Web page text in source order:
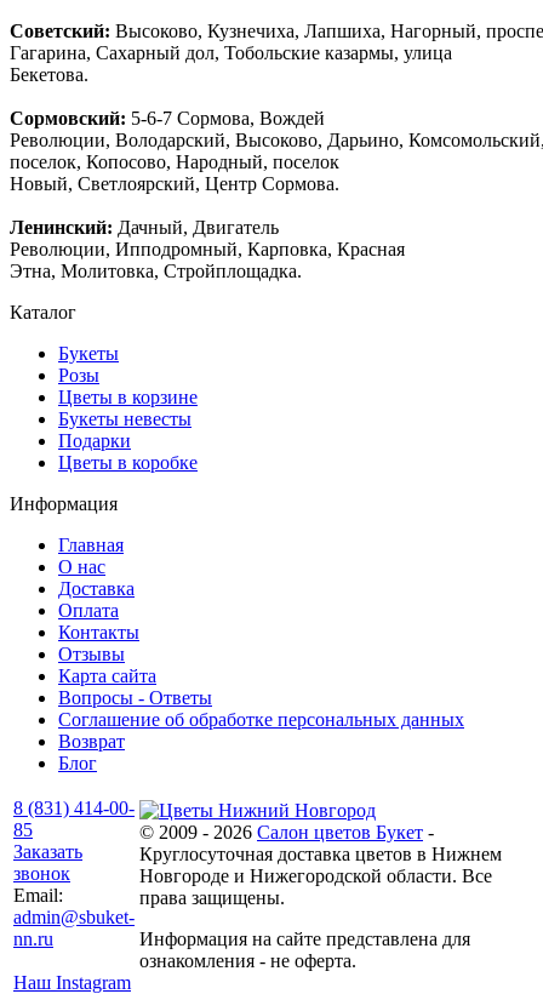
Советский: Высоково, Кузнечиха, Лапшиха, Нагорный,
Гагарина, Сахарный дол, Тобольские казармы, улица
Бекетова.
Сормовский: 5-6-7 Сормова, Вождей
Революции, Володарский, Высоково, Дарьино,
поселок, Копосово, Народный, поселок
Новый, Светлоярский, Центр Сормова.
Ленинский: Дачный, Двигатель
Революции, Ипподромный, Карповка, Красная
Этна, Молитовка, Стройплощадка.
Каталог
Букеты
Розы
Цветы в корзине
Букеты невесты
Подарки
Цветы в коробке
Информация
Главная
О нас
Доставка
Оплата
Контакты
Отзывы
Карта сайта
Вопросы - Ответы
Соглашение об обработке персональных данных
Возврат
Блог
8 (831) 414-00-
85
Заказать
звонок
Email:
admin@sbuket-
nn.ru
Наш Instagram
© 2009 - 2026 Салон цветов Букет -
Круглосуточная доставка цветов в Нижнем
Новгороде и Нижегородской области. Все
права защищены.
Информация на сайте представлена для
ознакомления - не оферта.